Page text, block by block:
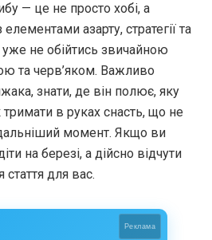
— це не просто хобі, а
азарту, стратегії та
уже не обійтись звичайною
та черв’яком. Важливо
знати, де він полює, яку
в руках снасть, що не
момент. Якщо ви
на березі, а дійсно відчути
для вас.
Реклама